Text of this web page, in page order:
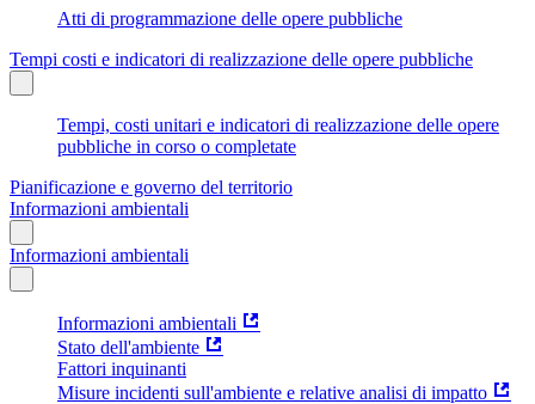
Atti di programmazione delle opere pubbliche
Tempi costi e indicatori di realizzazione delle opere pubbliche
Tempi, costi unitari e indicatori di realizzazione delle opere
pubbliche in corso o completate
Pianificazione e governo del territorio
Informazioni ambientali
Informazioni ambientali
Informazioni ambientali
Stato dell'ambiente
Fattori inquinanti
Misure incidenti sull'ambiente e relative analisi di impatto